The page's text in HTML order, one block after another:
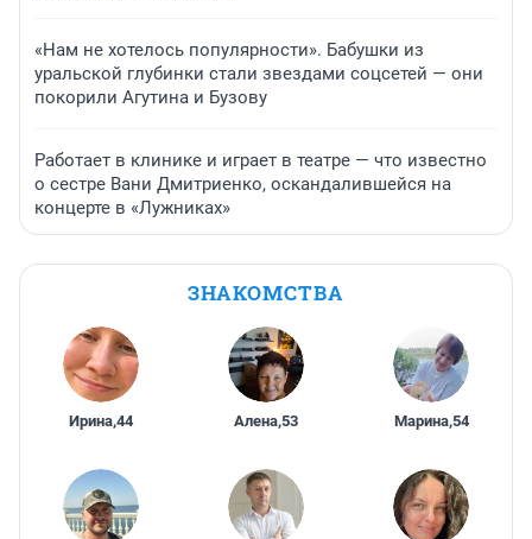
«Нам не хотелось популярности». Бабушки из
уральской глубинки стали звездами соцсетей — они
покорили Агутина и Бузову
Работает в клинике и играет в театре — что известно
о сестре Вани Дмитриенко, оскандалившейся на
концерте в «Лужниках»
ЗНАКОМСТВА
Ирина,44 Алена,53 Марина,54